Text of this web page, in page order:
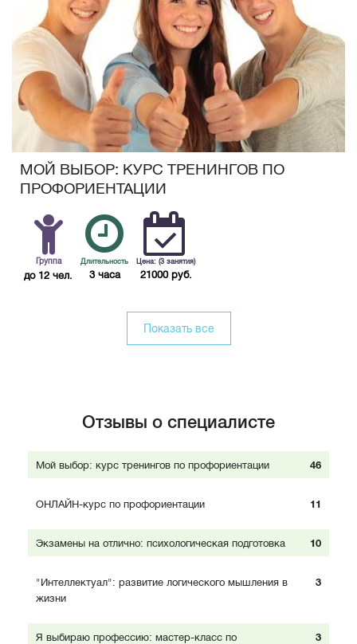
МОЙ ВЫБОР: КУРС ТРЕНИНГОВ ПО
ПРОФОРИЕНТАЦИИ
Группа
до 12 чел.
Длительность
3 часа
Цена: (3 занятия)
21000 руб.
Показать все
Отзывы о специалисте
Мой выбор: курс тренингов по профориентации 46
ОНЛАЙН-курс по профориентации 11
Экзамены на отлично: психологическая подготовка 10
"Интеллектуал": развитие логического мышления в
жизни
3
Я выбираю профессию: мастер-класс по
3